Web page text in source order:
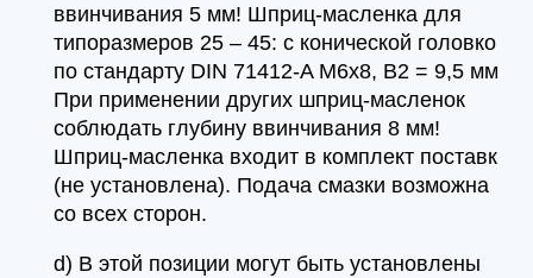
ввинчивания 5 мм! Шприц-масленка для
типоразмеров 25 – 45: с конической головкой
по стандарту DIN 71412-A M6x8, B2 = 9,5 мм
При применении других шприц-масленок
соблюдать глубину ввинчивания 8 мм!
Шприц-масленка входит в комплект поставки
(не установлена). Подача смазки возможна
со всех сторон.
d) В этой позиции могут быть установлены